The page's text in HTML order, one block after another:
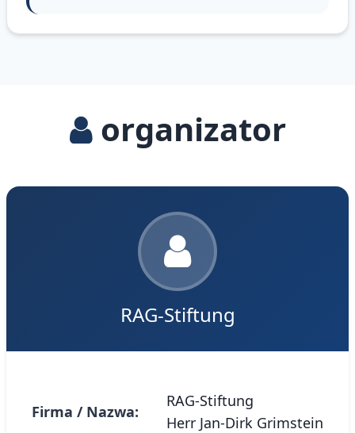
organizator
RAG-Stiftung
Firma / Nazwa:
RAG-Stiftung
Herr Jan-Dirk Grimstein